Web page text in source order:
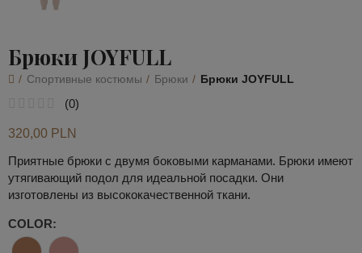
Брюки JOYFULL
Спортивные костюмы Брюки Брюки JOYFULL
(0)
320,00 PLN
Приятные брюки с двумя боковыми карманами. Брюки имеют
утягивающий подол для идеальной посадки. Они
изготовлены из высококачественной ткани.
COLOR